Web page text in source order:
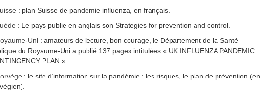
: plan Suisse de pandémie influenza, en français.
: Le pays publie en anglais son Strategies for prevention and control.
Uni : amateurs de lecture, bon courage, le Département de la Santé
du Royaume-Uni a publié 137 pages intitulées « UK INFLUENZA PANDEMIC
PLAN ».
: le site d’information sur la pandémie : les risques, le plan de prévention (en